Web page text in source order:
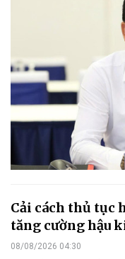
Cải cách thủ tục
tăng cường hậu
08/08/2026 04:30